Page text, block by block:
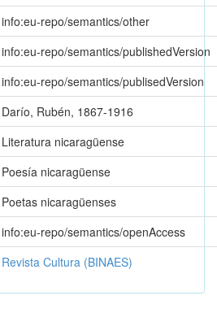
info:eu-repo/semantics/other
info:eu-repo/semantics/publishedVersion
info:eu-repo/semantics/publisedVersion
Darío, Rubén, 1867-1916
Literatura nicaragüense
Poesía nicaragüense
Poetas nicaragüenses
info:eu-repo/semantics/openAccess
Revista Cultura (BINAES)